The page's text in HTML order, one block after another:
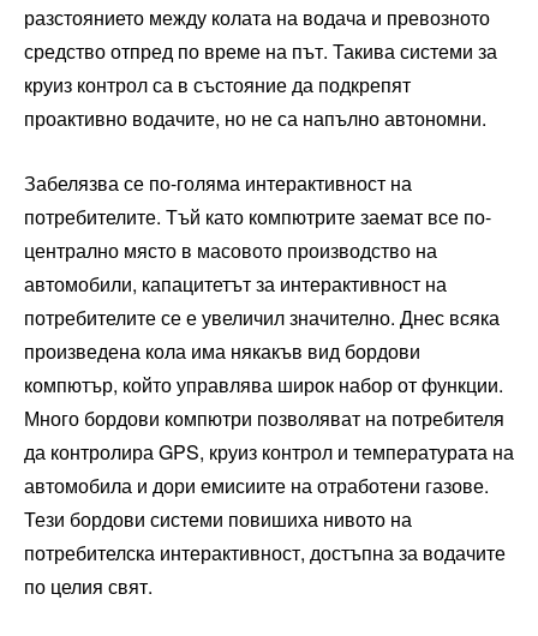
разстоянието между колата на водача и превозното
средство отпред по време на път. Такива системи за
круиз контрол са в състояние да подкрепят
проактивно водачите, но не са напълно автономни.
Забелязва се по-голяма интерактивност на
потребителите. Тъй като компютрите заемат все по-
централно място в масовото производство на
автомобили, капацитетът за интерактивност на
потребителите се е увеличил значително. Днес всяка
произведена кола има някакъв вид бордови
компютър, който управлява широк набор от функции.
Много бордови компютри позволяват на потребителя
да контролира GPS, круиз контрол и температурата на
автомобила и дори емисиите на отработени газове.
Тези бордови системи повишиха нивото на
потребителска интерактивност, достъпна за водачите
по целия свят.